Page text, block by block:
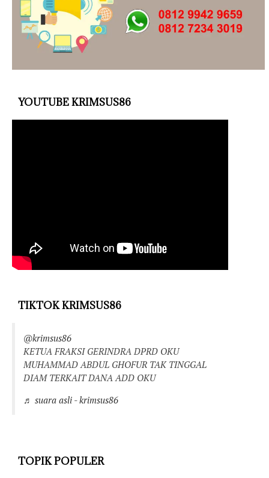
YOUTUBE KRIMSUS86
TIKTOK KRIMSUS86
@krimsus86
KETUA FRAKSI GERINDRA DPRD OKU
MUHAMMAD ABDUL GHOFUR TAK TINGGAL
DIAM TERKAIT DANA ADD OKU
♬ suara asli - krimsus86
TOPIK POPULER